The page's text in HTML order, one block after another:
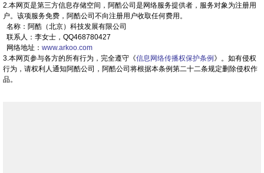
2.本网页是第三方信息存储空间，阿酷公司是网络服务提供者，服务对象为注册用
户。该项服务免费，阿酷公司不向注册用户收取任何费用。
名称：阿酷（北京）科技发展有限公司
联系人：李女士，QQ468780427
网络地址： www.arkoo.com
3.本网页参与各方的所有行为，完全遵守《信息网络传播权保护条例 》。如有侵权
行为，请权利人通知阿酷公司，阿酷公司将根据本条例第二十二条规定删除侵权作
品。